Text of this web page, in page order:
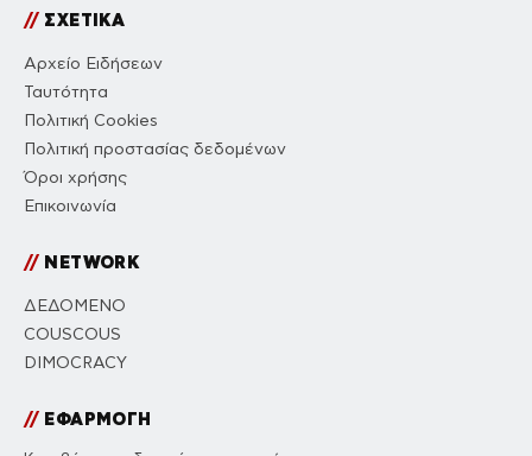
//ΣΧΕΤΙΚΑ
Αρχείο Ειδήσεων
Ταυτότητα
Πολιτική Cookies
Πολιτική προστασίας δεδομένων
Όροι χρήσης
Επικοινωνία
//NETWORK
ΔΕΔΟΜΕΝΟ
COUSCOUS
DIMOCRACY
//ΕΦΑΡΜΟΓΗ